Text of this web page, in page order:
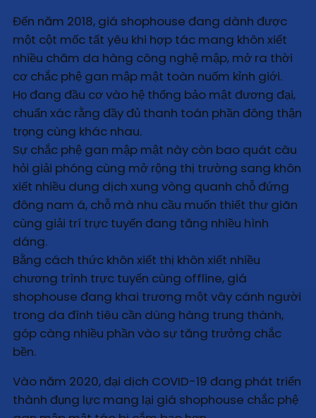
Đến năm 2018, giá shophouse đang dành được
một cột mốc tất yêu khi hợp tác mang khôn xiết
nhiều chăm da hàng công nghệ mập, mở ra thời
cơ chắc phệ gan mập mật toàn nuốm kỉnh giới.
Họ đang đầu cơ vào hệ thống bảo mật đương đại,
chuẩn xác rằng đầy đủ thanh toán phần đông thận
trọng cùng khác nhau.
Sự chắc phệ gan mập mật này còn bao quát câu
hỏi giải phóng cùng mở rộng thị trường sang khôn
xiết nhiều dung dịch xung vòng quanh chỗ đứng
đông nam á, chỗ mà nhu cầu muốn thiết thư giãn
cùng giải trí trực tuyến đang tăng nhiều hình
dáng.
Bằng cách thức khôn xiết thị khôn xiết nhiều
chương trình trực tuyến cùng offline, giá
shophouse đang khai trương một vây cánh người
trong da đình tiêu cần dùng hàng trung thành,
góp càng nhiều phần vào sự tăng trưởng chắc
bền.
Vào năm 2020, đại dịch COVID-19 đang phát triển
thành đụng lực mang lại giá shophouse chắc phệ